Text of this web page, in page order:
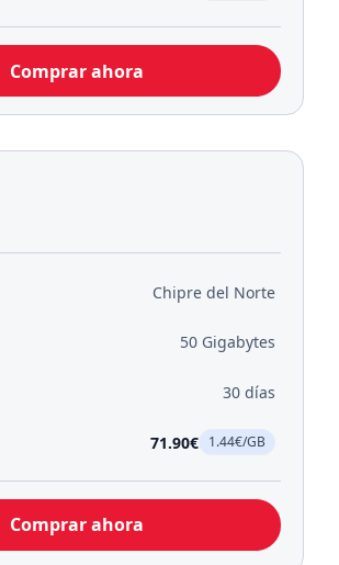
Comprar ahora
Chipre del Norte
50 Gigabytes
30 días
71.90€ 1.44€/GB
Comprar ahora